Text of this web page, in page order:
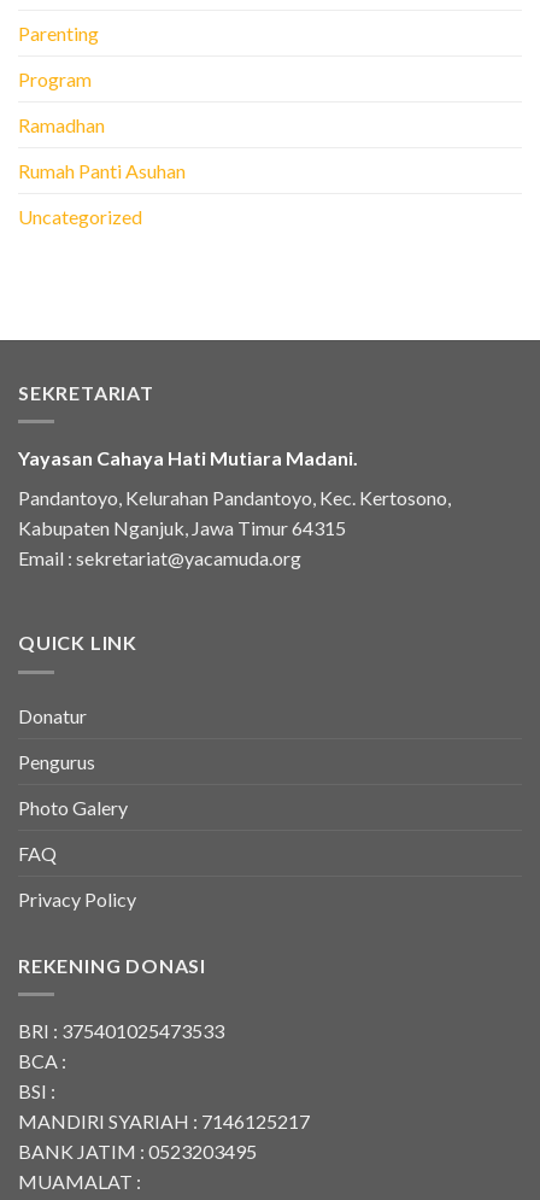
Parenting
Program
Ramadhan
Rumah Panti Asuhan
Uncategorized
SEKRETARIAT
Yayasan Cahaya Hati Mutiara Madani.
Pandantoyo, Kelurahan Pandantoyo, Kec. Kertosono,
Kabupaten Nganjuk, Jawa Timur 64315
Email : sekretariat@yacamuda.org
QUICK LINK
Donatur
Pengurus
Photo Galery
FAQ
Privacy Policy
REKENING DONASI
BRI : 375401025473533
BCA :
BSI :
MANDIRI SYARIAH : 7146125217
BANK JATIM : 0523203495
MUAMALAT :